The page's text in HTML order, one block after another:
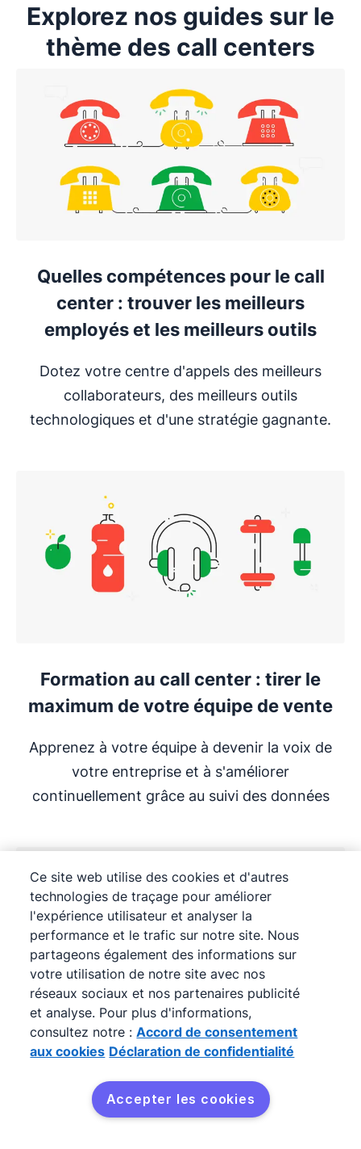
Explorez nos guides sur le
thème des call centers
Quelles compétences pour le call
center : trouver les meilleurs
employés et les meilleurs outils
Dotez votre centre d'appels des meilleurs
collaborateurs, des meilleurs outils
technologiques et d'une stratégie gagnante.
Formation au call center : tirer le
maximum de votre équipe de vente
Apprenez à votre équipe à devenir la voix de
votre entreprise et à s'améliorer
continuellement grâce au suivi des données
Guide de recrutement pour votre call
center : compétences, formation et
exigences
S'ouvre dans une nouvelle fenêtre
Ce site web utilise des cookies et d'autres
technologies de traçage pour améliorer
l'expérience utilisateur et analyser la
performance et le trafic sur notre site. Nous
partageons également des informations sur
votre utilisation de notre site avec nos
réseaux sociaux et nos partenaires publicité
et analyse. Pour plus d'informations,
consultez notre : Accord de consentement
aux cookies Déclaration de confidentialité
Accepter les cookies